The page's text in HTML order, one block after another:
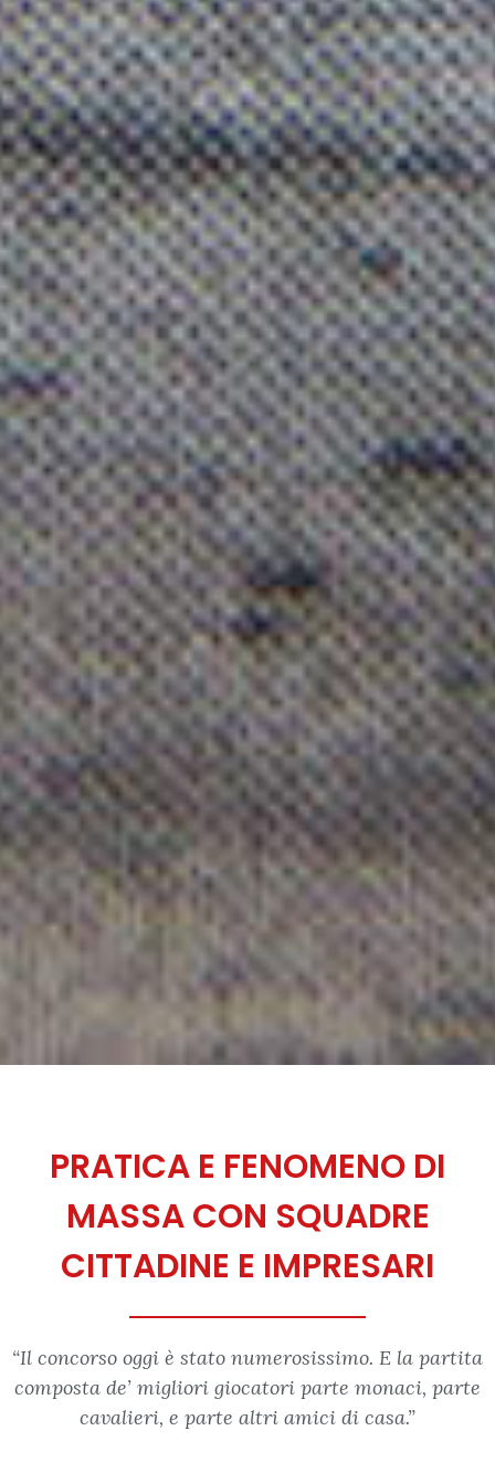
PRATICA E FENOMENO DI
MASSA CON SQUADRE
CITTADINE E IMPRESARI
“Il concorso oggi è stato numerosissimo. E la partita
composta de’ migliori giocatori parte monaci, parte
cavalieri, e parte altri amici di casa.”